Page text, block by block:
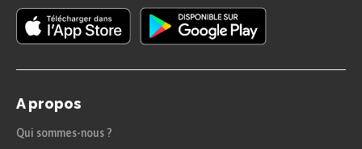
A propos
Qui sommes-nous ?